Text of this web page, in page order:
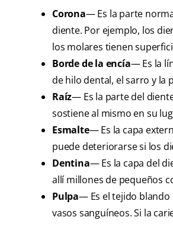
Corona— Es la parte
diente. Por ejemplo, los
los molares tienen
Borde de la encía— Es la
de hilo dental, el sarro y la
Raíz— Es la parte del
sostiene al mismo en su
Esmalte— Es la capa
puede deteriorarse si los
Dentina— Es la capa del
allí millones de pequeños
Pulpa— Es el tejido blando
vasos sanguíneos. Si la